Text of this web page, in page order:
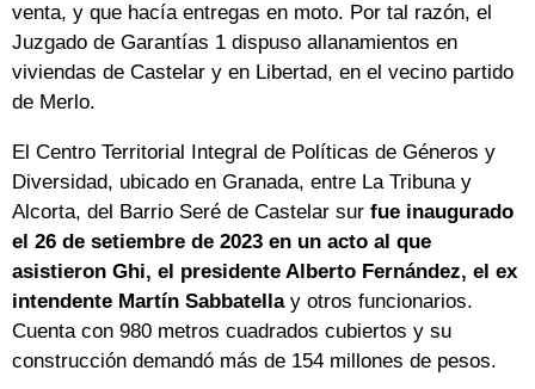
venta, y que hacía entregas en moto. Por tal razón, el
Juzgado de Garantías 1 dispuso allanamientos en
viviendas de Castelar y en Libertad, en el vecino partido
de Merlo.
El Centro Territorial Integral de Políticas de Géneros y
Diversidad, ubicado en Granada, entre La Tribuna y
Alcorta, del Barrio Seré de Castelar sur fue inaugurado
el 26 de setiembre de 2023 en un acto al que
asistieron Ghi, el presidente Alberto Fernández, el ex
intendente Martín Sabbatellay otros funcionarios.
Cuenta con 980 metros cuadrados cubiertos y su
construcción demandó más de 154 millones de pesos.